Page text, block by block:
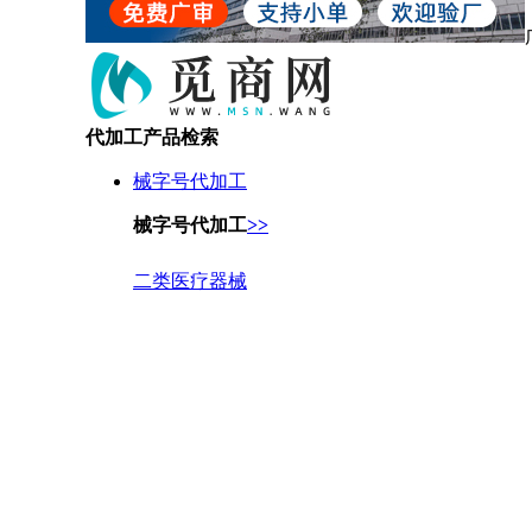
代加工产品检索
械字号代加工
械字号代加工>>
二类医疗器械